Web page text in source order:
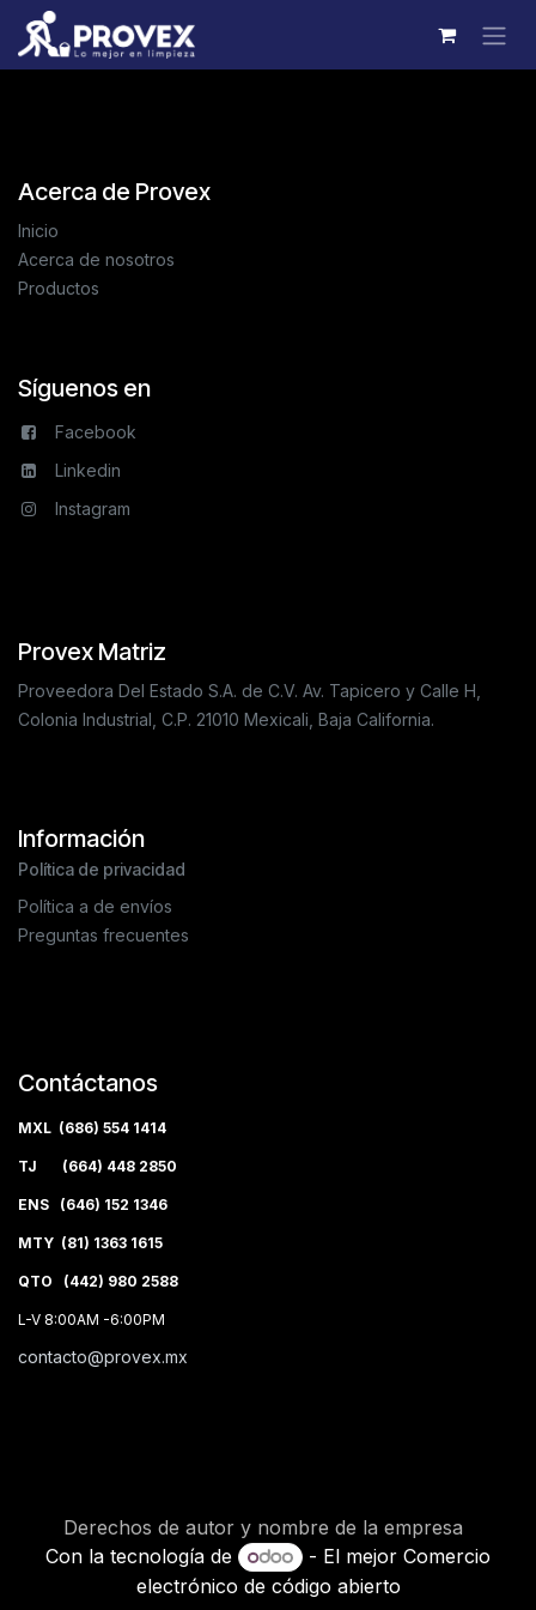
Ir al contenido
Acerca de Provex
Inicio
Acerca de nosotros
Productos
Síguenos en
Facebook
Linkedin
Instagram
Provex Matriz
Proveedora Del Estado S.A. de C.V. Av. Tapicero y Calle H,
Colonia Industrial, C.P. 21010 Mexicali, Baja California.
Información
Política de privacidad
Política a de envíos
Preguntas frecuentes
Contáctanos
MXL (686) 554 1414
TJ (664) 448 2850
ENS (646) 152 1346
MTY (81) 1363 1615
QTO (442) 980 2588
L-V 8:00AM -6:00PM
contacto@provex.mx
Derechos de autor y nombre de la empresa
Con la tecnología de
- El mejorComercio
electrónico de código abierto